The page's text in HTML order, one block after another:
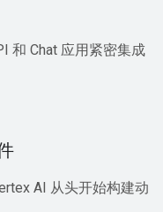
和 Chat 应用紧密集成
AI 从头开始构建动